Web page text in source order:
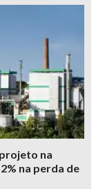
na
na perda de